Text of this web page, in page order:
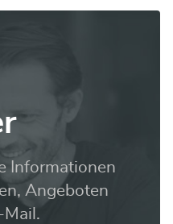
Informationen
Angeboten
Mail.